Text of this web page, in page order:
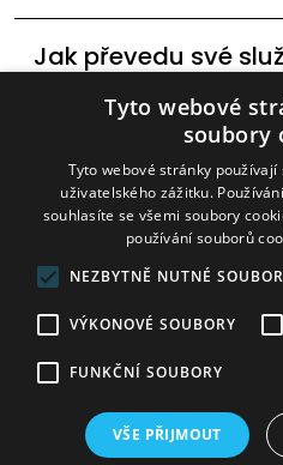
Jak převedu své
poskytovatele
Dostupné
připojení? 60Ghz,DSL
Mohu změnit
Internetová televize
Tyto webové
soubory
Tyto webové stránky
uživatelského zážitku.
souhlasíte se všemi soubory
používání souborů
NEZBYTNĚ NUTNÉ
VÝKONOVÉ SOUBORY
FUNKČNÍ SOUBORY
VŠE PŘIJMOUT